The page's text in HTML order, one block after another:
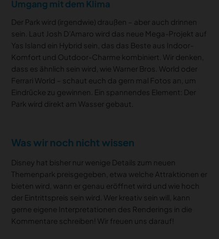
Umgang mit dem Klima
Der Park wird (irgendwie) draußen – aber auch drinnen
sein. Laut Josh D’Amaro wird das neue Mega-Projekt auf
Yas Island ein Hybrid sein, das das Beste aus Indoor-
Komfort und Outdoor-Charme kombiniert. Wir denken,
dass es ähnlich sein wird, wie Warner Bros. World oder
Ferrari World – schaut euch da gern mal Fotos an, um
Eindrücke zu gewinnen. Ein spannendes Element: Der
Park wird direkt am Wasser gebaut.
Was wir noch nicht wissen
Disney hat bisher nur wenige Details zum neuen
Themenpark preisgegeben, etwa welche Attraktionen er
bieten wird, wann er genau eröffnet wird und wie hoch
der Eintrittspreis sein wird. Wer kreativ sein will, kann
gerne eigene Interpretationen des Renderings in die
Kommentare schreiben! Wir freuen uns darauf!